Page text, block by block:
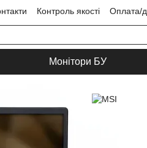
Контроль якості Оплата/
Угода користувача
Монітори БУ